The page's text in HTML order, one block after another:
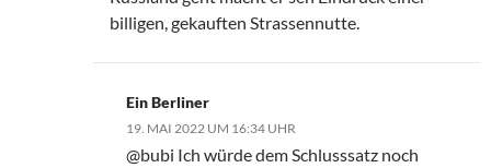
billigen, gekauften Strassennutte.
Ein Berliner
19. MAI 2022 UM 16:34 UHR
@bubi Ich würde dem Schlusssatz noch